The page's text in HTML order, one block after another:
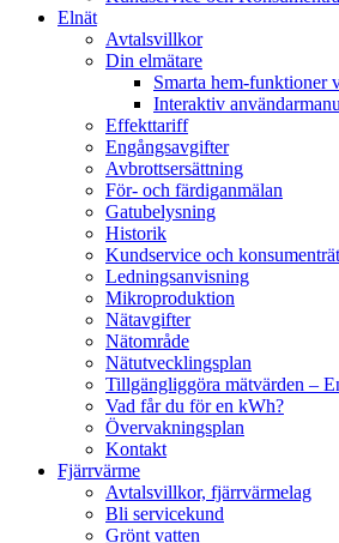
Elnät
Avtalsvillkor
Din elmätare
Smarta hem-funktioner
Interaktiv
Effekttariff
Engångsavgifter
Avbrottsersättning
För- och färdiganmälan
Gatubelysning
Historik
Kundservice och
Ledningsanvisning
Mikroproduktion
Nätavgifter
Nätområde
Nätutvecklingsplan
Tillgängliggöra mätvärden –
Vad får du för en kWh?
Övervakningsplan
Kontakt
Fjärrvärme
Avtalsvillkor, fjärrvärmelag
Bli servicekund
Grönt vatten